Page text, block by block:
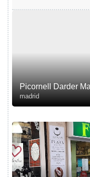
Picornell Darder
madrid